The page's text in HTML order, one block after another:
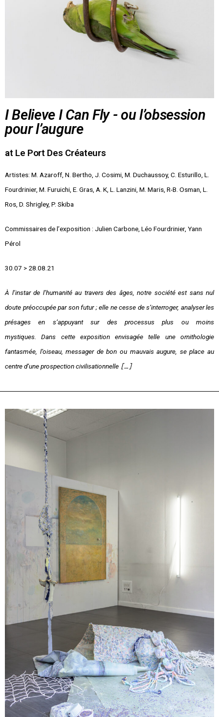
I Believe I Can Fly - ou l’obsession
pour l’augure
at Le Port Des Créateurs
Artistes: M. Azaroff, N. Bertho, J. Cosimi, M. Duchaussoy, C. Esturillo, L.
Fourdrinier, M. Furuichi, E. Gras, A. K, L. Lanzini, M. Maris, R-B. Osman, L.
Ros, D. Shrigley, P. Skiba
Commissaires de l’exposition : Julien Carbone, Léo Fourdrinier, Yann
Pérol
30.07 > 28.08.21
À l’instar de l’humanité au travers des âges, notre société est sans nul
doute préoccupée par son futur ; elle ne cesse de s’interroger, analyser les
présages en s’appuyant sur des processus plus ou moins
mystiques.
Dans cette exposition envisagée telle une ornithologie
fantasmée, l’oiseau, messager de bon ou mauvais augure, se place au
centre d’une prospection civilisationnelle […]